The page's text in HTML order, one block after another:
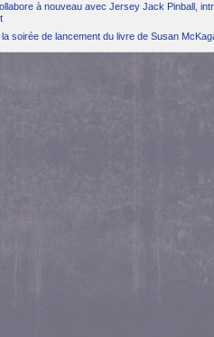
à nouveau avec Jersey Jack Pinball,
soirée de lancement du livre de Susan